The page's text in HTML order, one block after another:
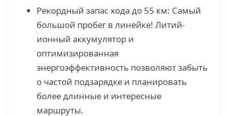
Рекордный запас хода до 55 км: Самый
большой пробег в линейке! Литий-
ионный аккумулятор и
оптимизированная
энергоэффективность позволяют забыть
о частой подзарядке и планировать
более длинные и интересные
маршруты.